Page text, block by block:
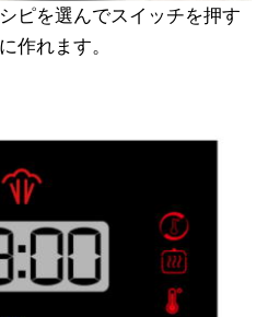
ピを選んでスイッチを押す
作れます。